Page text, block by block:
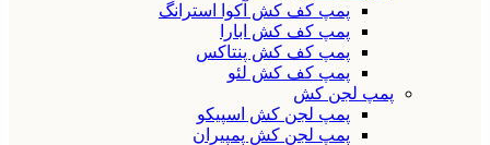
پمپ کف کش آکوا استرانگ
پمپ کف کش ابارا
پمپ کف کش پنتاکس
پمپ کف کش لئو
پمپ لجن کش
پمپ لجن کش اسپیکو
پمپ لجن کش پمپیران